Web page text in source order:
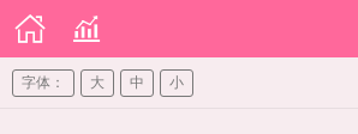
字体： 大 中 小